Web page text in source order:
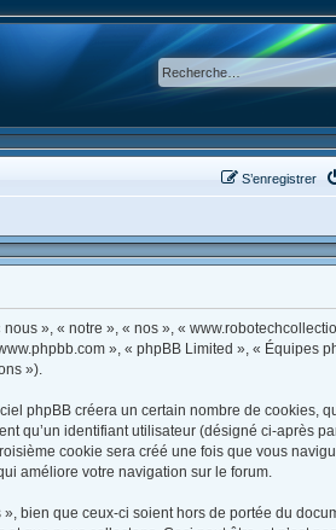
S’enregistrer
», « notre », « nos », «
», « phpBB Limited », « Équipes
»).
phpBB créera un certain nombre de cookies,
qu’un identifiant utilisateur (désigné ci-après
cookie sera créé une fois que vous
améliore votre navigation sur le forum.
bien que ceux-ci soient hors de portée du